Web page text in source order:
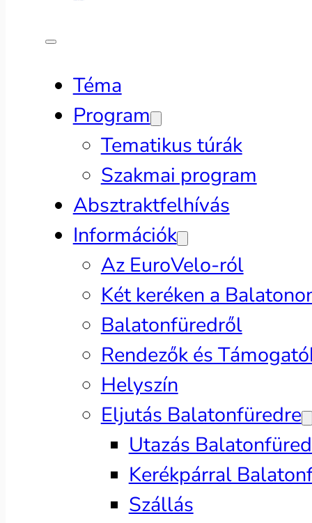
Téma
Program
Tematikus túrák
Szakmai program
Absztraktfelhívás
Információk
Az EuroVelo-ról
Két keréken a
Balatonfüredről
Rendezők és
Helyszín
Eljutás Balatonfüredre
Utazás
Kerékpárral
Szállás